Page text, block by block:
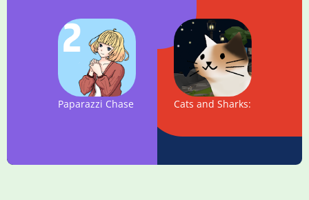
Paparazzi Chase 2 - funny face gameCats and Sharks: 3D game